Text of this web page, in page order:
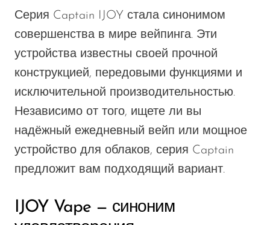
Серия Captain IJOY стала синонимом
совершенства в мире вейпинга. Эти
устройства известны своей прочной
конструкцией, передовыми функциями и
исключительной производительностью.
Независимо от того, ищете ли вы
надёжный ежедневный вейп или мощное
устройство для облаков, серия Captain
предложит вам подходящий вариант.
IJOY Vape — синоним